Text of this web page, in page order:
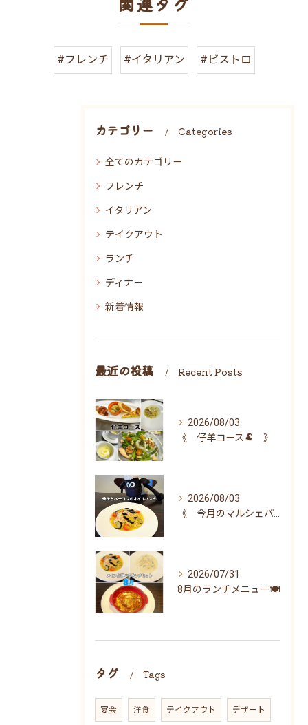
#フレンチ #イタリアン #ビストロ
カテゴリー Categories
全てのカテゴリー
フレンチ
イタリアン
テイクアウト
ランチ
ディナー
新着情報
最近の投稿 Recent Posts
2026/08/03
《 仔羊コース🐏 》
2026/08/03
2026/07/31
8月のランチメニュー🍽
タグ Tags
宴会 洋食 テイクアウト デザート